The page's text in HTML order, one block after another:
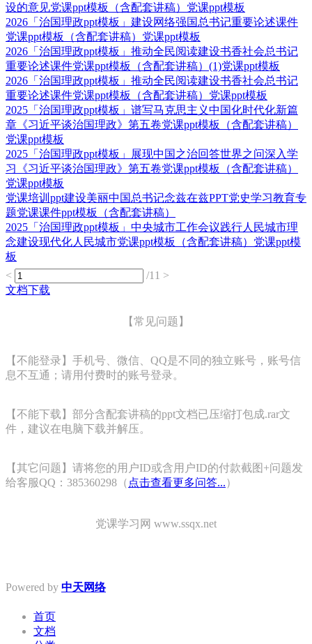
设的意见党课ppt模板（含配套讲稿）党课ppt模板
2026「治国理政ppt模板」建设网络强国总书记重要论述课件
党课ppt模板（含配套讲稿）党课ppt模板
2026「治国理政ppt模板」推动全民阅读建设书香社会总书记
重要论述课件党课ppt模板（含配套讲稿）(1)党课ppt模板
2026「治国理政ppt模板」推动全民阅读建设书香社会总书记
重要论述课件党课ppt模板（含配套讲稿）党课ppt模板
2025「治国理政ppt模板」谱写马克思主义中国化时代化新篇
章《习近平谈治国理政》第五卷党课ppt模板（含配套讲稿）
党课ppt模板
2025「治国理政ppt模板」展现中国之治回答世界之问深入学
习《习近平谈治国理政》第五卷党课ppt模板（含配套讲稿）
党课ppt模板
党课培训ppt建设美丽中国总书记念兹在兹PPT党史学习教育专
题党课课件ppt模板（含配套讲稿）
2025「治国理政ppt模板」中央城市工作会议践行人民城市理
念建设现代化人民城市党课ppt模板（含配套讲稿）党课ppt模
板
<
/11 >
文档下载
【常见问题】
【不能登录】手机号、微信、QQ是不同的独立账号，账号信
息不互通；请用付费时的账号登录。
【不能下载】部分含配套讲稿的ppt文档已压缩打包成.rar文
件，建议在电脑下载并解压。
【其它问题】请将您的用户ID或含用户ID的付款截图+问题发
给客服QQ：385360298（ 点击查看更多问答...）
党课学习网 www.ssqx.net
Powered by 中天网络
首页
文档